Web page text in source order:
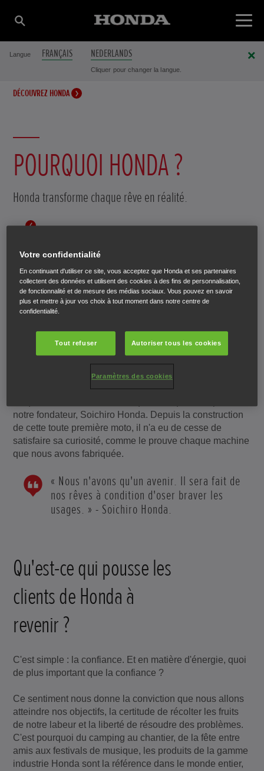
Langue FRANÇAIS NEDERLANDS
Cliquer pour changer la langue.
DÉCOUVREZ HONDA
POURQUOI HONDA ?
Honda transforme chaque rêve en réalité.
Oser braver les usages
compliqués du monde.
Mais la vie est pleine de défis, alors pourquoi s'en tenir à
notre fondateur, Soichiro Honda. Depuis la construction
de cette toute première moto, il n'a eu de cesse de
satisfaire sa curiosité, comme le prouve chaque machine
que nous avons fabriquée.
« Nous n'avons qu'un avenir. Il sera fait de
nos rêves à condition d'oser braver les
usages. » - Soichiro Honda.
Qu'est-ce qui pousse les
clients de Honda à
revenir ?
C'est simple : la confiance. Et en matière d'énergie, quoi
de plus important que la confiance ?
Ce sentiment nous donne la conviction que nous allons
atteindre nos objectifs, la certitude de récolter les fruits
de notre labeur et la liberté de résoudre des problèmes.
C'est pourquoi du camping au chantier, de la fête entre
amis aux festivals de musique, les produits de la gamme
industrie Honda sont la référence dans le monde entier,
Votre confidentialité
En continuant d'utiliser ce site, vous acceptez que Honda et ses partenaires
collectent des données et utilisent des cookies à des fins de personnalisation,
de fonctionnalité et de mesure des médias sociaux. Vous pouvez en savoir
plus et mettre à jour vos choix à tout moment dans notre centre de
confidentialité.
Tout refuser Autoriser tous les cookies
Paramètres des cookies